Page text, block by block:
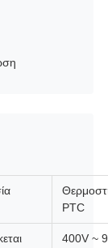
PTC
400V ~